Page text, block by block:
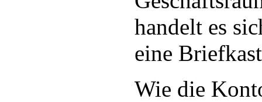
handelt es
eine
Wie die